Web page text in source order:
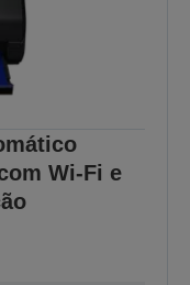
Wi-Fi e